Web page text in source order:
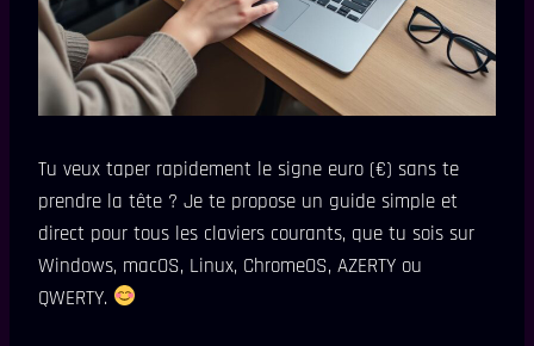
Tu veux taper rapidement le signe euro (€) sans te
prendre la tête ? Je te propose un guide simple et
direct pour tous les claviers courants, que tu sois sur
Windows, macOS, Linux, ChromeOS, AZERTY ou
QWERTY.